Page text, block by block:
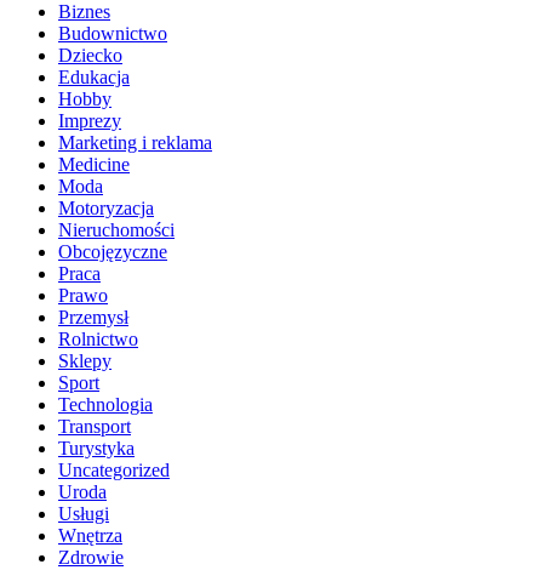
Biznes
Budownictwo
Dziecko
Edukacja
Hobby
Imprezy
Marketing i reklama
Medicine
Moda
Motoryzacja
Nieruchomości
Obcojęzyczne
Praca
Prawo
Przemysł
Rolnictwo
Sklepy
Sport
Technologia
Transport
Turystyka
Uncategorized
Uroda
Usługi
Wnętrza
Zdrowie